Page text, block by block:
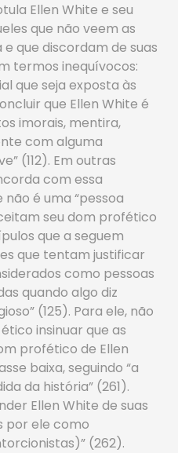
Ellen White e seu
que não veem as
que discordam de suas
termos inequívocos:
que seja exposta às
que Ellen White é
imorais, mentira,
com alguma
(112). Em outras
com essa
é uma “pessoa
seu dom profético
que a seguem
que tentam justificar
como pessoas
quando algo diz
(125). Para ele, não
insinuar que as
profético de Ellen
baixa, seguindo “a
da história” (261).
Ellen White de suas
por ele como
(262).